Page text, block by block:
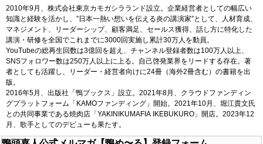
2010年9月、株式会社東京カモガシラランド設立。企業経営者としての幅広い
知識と経験を活かし、”日本一熱い想いを伝える炎の講演家”として、人材育成、
マネジメント、リーダーシップ、顧客満足、セールス獲得、話し方に特化した
講演・研修を全国でこれまでに3000回実施し累計30万人を動員。
YouTubeの総再生回数は3億回を超え、チャンネル登録者数は100万人以上、
SNSフォロワー数は250万人以上に上る。自己啓発業界をリードする存在。著
者としても活躍し、リーダー・経営者向けに24冊（海外2冊含む）の書籍を出
版。
2016年5月、出版社「鴨ブックス」設立。2021年8月、クラウドファンディン
グプラットフォーム「KAMOファンディング」開始。2021年10月、堀江貴文氏
との共同事業である焼肉店「YAKINIKUMAFIA IKEBUKURO」開店。2023年12
月、歌手としてのデビューも果たす。